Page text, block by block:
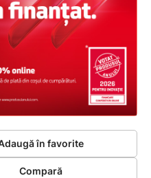
în favorite
Compară